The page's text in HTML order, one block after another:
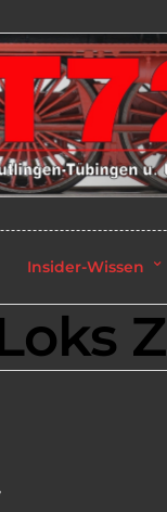
Insider-Wissen
Z